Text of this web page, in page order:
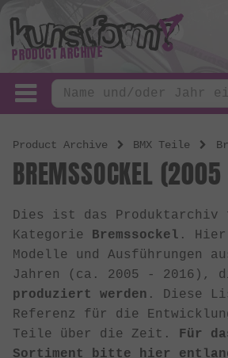
PRODUCT ARCHIVE
Product Archive BMX Teile
BREMSSOCKEL
Dies ist das
Kategorie Bremssockel .
Modelle und Ausführungen
Jahren (ca. 2005 - 2016),
produziert werden . Diese
Referenz für die
Teile über die Zeit. Für
Sortiment bitte hier